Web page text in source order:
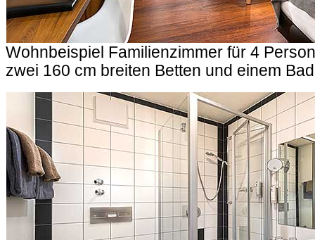
Wohnbeispiel Familienzimmer für 4
zwei 160 cm breiten Betten und einem